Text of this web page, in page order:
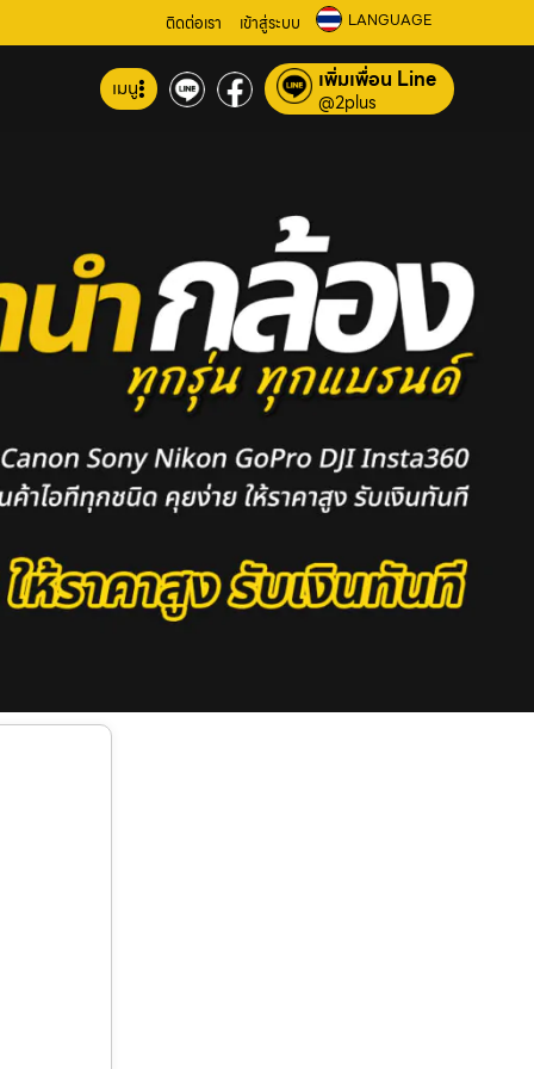
ติดต่อเรา เข้าสู่ระบบ LANGUAGE
เมนู เพิ่มเพื่อน Line
@2plus